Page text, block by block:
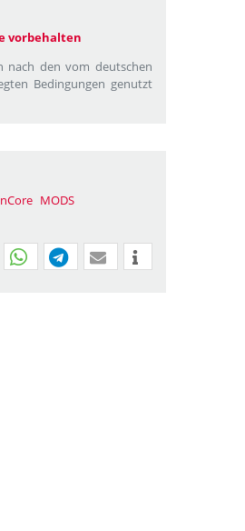
vorbehalten
nach den vom deutschen
Bedingungen genutzt
MODS